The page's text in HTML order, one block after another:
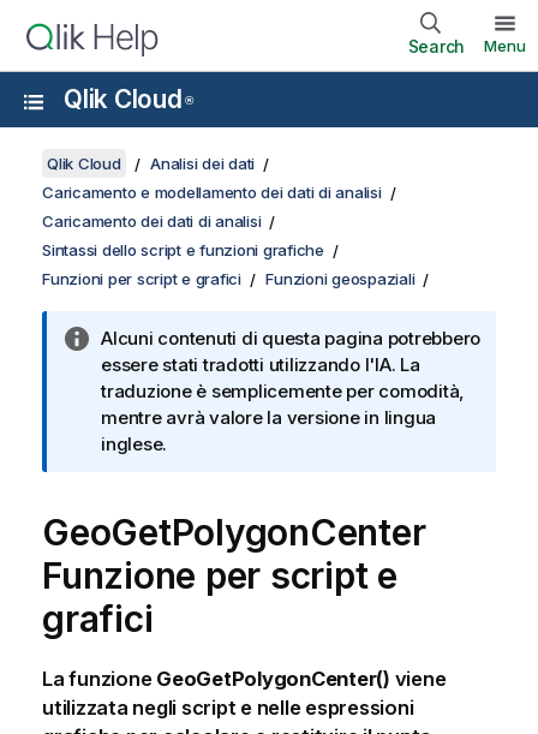
Search Menu
Qlik Cloud ®
Qlik Cloud
Analisi dei dati
Caricamento e modellamento dei dati di analisi
Caricamento dei dati di analisi
Sintassi dello script e funzioni grafiche
Funzioni per script e grafici
Funzioni geospaziali
Alcuni contenuti di questa pagina potrebbero
essere stati tradotti utilizzando l'IA. La
traduzione è semplicemente per comodità,
mentre avrà valore la versione in lingua
inglese.
GeoGetPolygonCenter
Funzione per script e
grafici
La funzione GeoGetPolygonCenter() viene
utilizzata negli script e nelle espressioni